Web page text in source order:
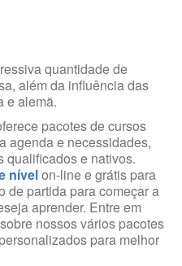
quantidade de
além da influência das
e alemã.
pacotes de cursos
agenda e necessidades,
qualificados e nativos.
nívelon-line e grátis para
de partida para começar a
aprender. Entre em
nossos vários pacotes
para melhor